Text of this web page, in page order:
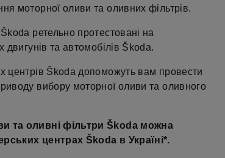
моторної оливи та оливних фільтрів.
ретельно протестовані на
двигунів та автомобілів Škoda.
центрів Škoda допоможуть вам провести
вибору моторної оливи та оливного
та оливні фільтри Škoda можна
центрах Škoda в Україні*.